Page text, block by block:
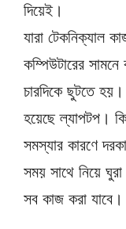
দিয়েই।
যারা টেকনিক্যাল
কম্পিউটারের
চারদিকে ছুটতে
হয়েছে ল্যাপটপ।
সমস্যার কারণে
সময় সাথে নিয়ে
সব কাজ করা যাবে।